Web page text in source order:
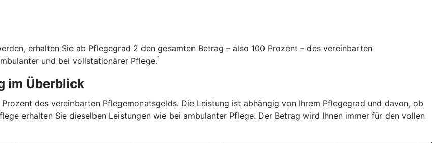
erhalten Sie ab Pflegegrad 2 den gesamten Betrag – also 100 Prozent – des vereinbarten
und bei vollstationärer Pflege.1
im Überblick
des vereinbarten Pflegemonatsgelds. Die Leistung ist abhängig von Ihrem Pflegegrad und davon, ob
erhalten Sie dieselben Leistungen wie bei ambulanter Pflege. Der Betrag wird Ihnen immer für den vollen